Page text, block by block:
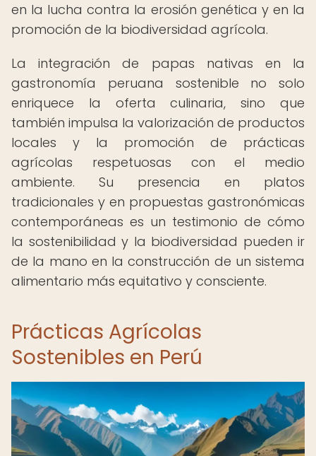
en la lucha contra la erosión genética y en la
promoción de la biodiversidad agrícola.
La integración de papas nativas en la
gastronomía peruana sostenible no solo
enriquece la oferta culinaria, sino que
también impulsa la valorización de productos
locales y la promoción de prácticas
agrícolas respetuosas con el medio
ambiente. Su presencia en platos
tradicionales y en propuestas gastronómicas
contemporáneas es un testimonio de cómo
la sostenibilidad y la biodiversidad pueden ir
de la mano en la construcción de un sistema
alimentario más equitativo y consciente.
Prácticas Agrícolas
Sostenibles en Perú